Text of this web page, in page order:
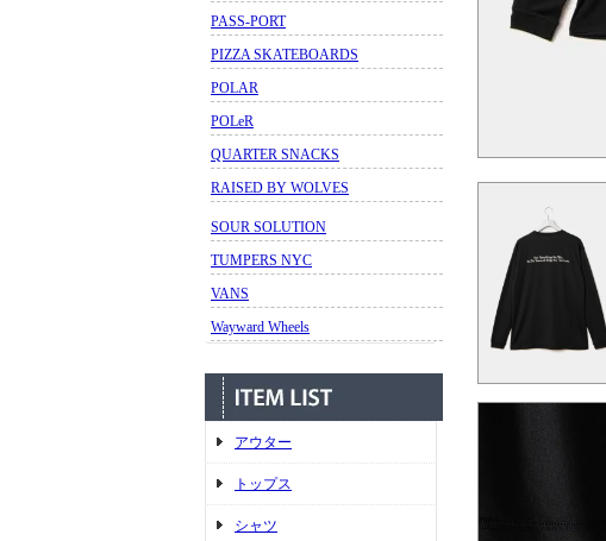
PASS-PORT
PIZZA SKATEBOARDS
POLAR
POLeR
QUARTER SNACKS
RAISED BY WOLVES
SOUR SOLUTION
TUMPERS NYC
VANS
Wayward Wheels
アウター
トップス
シャツ